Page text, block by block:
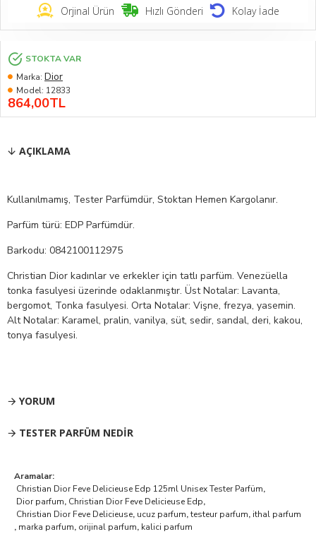
Orjinal Ürün Hızlı Gönderi Kolay İade
864,00TL
STOKTA VAR
Marka: Dior
Model: 12833
AÇIKLAMA
Kullanılmamış, Tester Parfümdür, Stoktan Hemen Kargolanır.
Parfüm türü: EDP Parfümdür.
Barkodu: 0842100112975
Christian Dior kadınlar ve erkekler için tatlı parfüm. Venezüella
tonka fasulyesi üzerinde odaklanmıştır. Üst Notalar: Lavanta,
bergomot, Tonka fasulyesi. Orta Notalar: Vişne, frezya, yasemin.
Alt Notalar: Karamel, pralin, vanilya, süt, sedir, sandal, deri, kakou,
tonya fasulyesi.
YORUM
TESTER PARFÜM NEDIR
Aramalar:
Christian Dior Feve Delicieuse Edp 125ml Unisex Tester Parfüm,
Dior parfum, Christian Dior Feve Delicieuse Edp,
Christian Dior Feve Delicieuse, ucuz parfum,testeur parfum, ithal parfum
, marka parfum, orijinal parfum, kalici parfum